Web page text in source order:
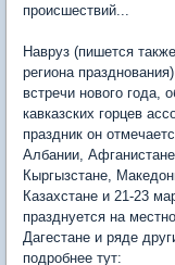
происшествий...
Навруз (пишется
региона
встречи нового года,
кавказских горцев
праздник он
Албании,
Кыргызстане,
Казахстане и 21-23
празднуется на
Дагестане и ряде
подробнее тут: